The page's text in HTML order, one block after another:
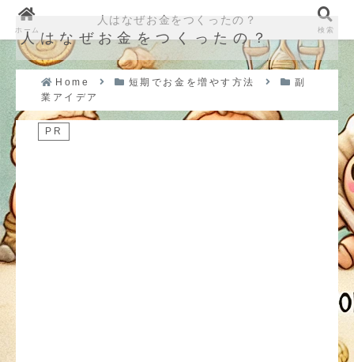
人はなぜお金をつくったの？
Home 短期でお金を増やす方法
副
業アイデア
PR
ホーム
人はなぜお金をつくったの？
検索